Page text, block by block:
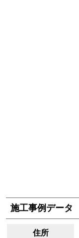
施工事例データ
住所